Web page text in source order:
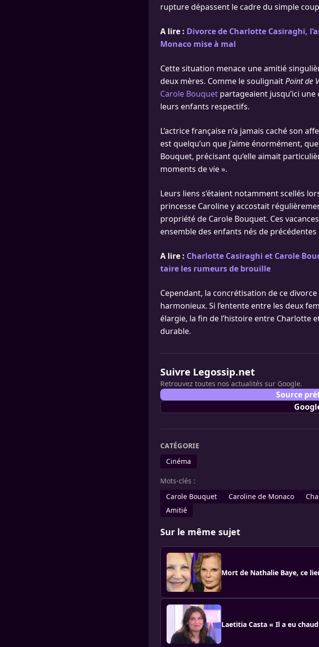
rupture dépassent le cadre du simple
A lire : Divorce de Charlotte Casiraghi,
Monaco mise à mal
Cette situation menace une amitié
deux mères. Comme le soulignaitPoint de
Carole Bouquet partageaient jusqu’ici
leurs enfants respectifs.
L’actrice française n’a jamais caché son
est quelqu’un que j’aime énormément,
Bouquet, précisant qu’elle aimait
moments de vie ».
Leurs liens s’étaient notamment scellés
princesse Caroline y accostait
propriété de Carole Bouquet. Ces
ensemble des enfants nés de
A lire : Charlotte Casiraghi et Carole
taire les rumeurs de brouille
Cependant, la concrétisation de ce
harmonieux. Si l’entente entre les deux
élargie, la fin de l’histoire entre
durable.
Suivre Legossip.net
Retrouvez toutes nos actualités sur Google.
Source
CATÉGORIE
Cinéma
Mots-clés :
Carole Bouquet
Caroline de Monaco
Amitié
Sur le même sujet
Mort de Nathalie Baye, ce
Laetitia Casta « Il a eu